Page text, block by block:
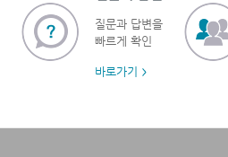
질문과 답변을
빠르게 확인
바로가기